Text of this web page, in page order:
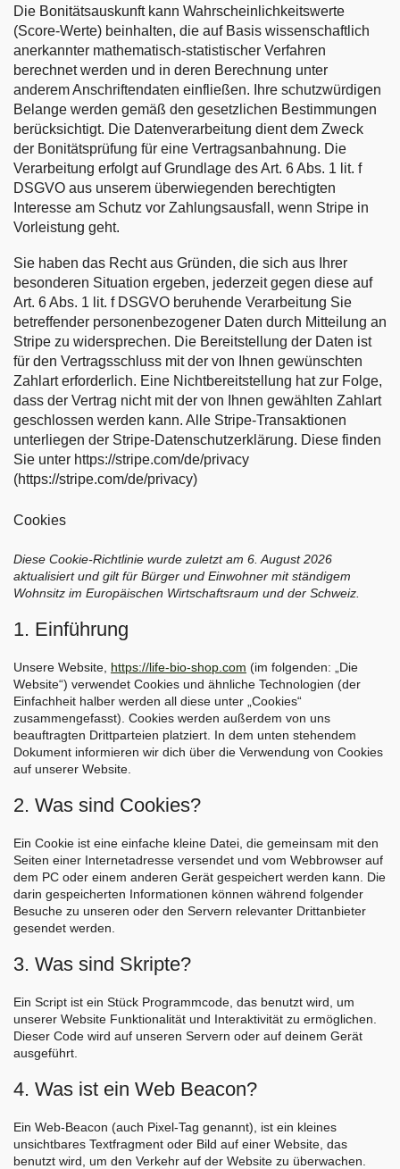
Die Bonitätsauskunft kann Wahrscheinlichkeitswerte
(Score-Werte) beinhalten, die auf Basis wissenschaftlich
anerkannter mathematisch-statistischer Verfahren
berechnet werden und in deren Berechnung unter
anderem Anschriftendaten einfließen. Ihre schutzwürdigen
Belange werden gemäß den gesetzlichen Bestimmungen
berücksichtigt. Die Datenverarbeitung dient dem Zweck
der Bonitätsprüfung für eine Vertragsanbahnung. Die
Verarbeitung erfolgt auf Grundlage des Art. 6 Abs. 1 lit. f
DSGVO aus unserem überwiegenden berechtigten
Interesse am Schutz vor Zahlungsausfall, wenn Stripe in
Vorleistung geht.
Sie haben das Recht aus Gründen, die sich aus Ihrer
besonderen Situation ergeben, jederzeit gegen diese auf
Art. 6 Abs. 1 lit. f DSGVO beruhende Verarbeitung Sie
betreffender personenbezogener Daten durch Mitteilung an
Stripe zu widersprechen. Die Bereitstellung der Daten ist
für den Vertragsschluss mit der von Ihnen gewünschten
Zahlart erforderlich. Eine Nichtbereitstellung hat zur Folge,
dass der Vertrag nicht mit der von Ihnen gewählten Zahlart
geschlossen werden kann. Alle Stripe-Transaktionen
unterliegen der Stripe-Datenschutzerklärung. Diese finden
Sie unter https://stripe.com/de/privacy
(https://stripe.com/de/privacy)
Cookies
Diese Cookie-Richtlinie wurde zuletzt am 6. August 2026
aktualisiert und gilt für Bürger und Einwohner mit ständigem
Wohnsitz im Europäischen Wirtschaftsraum und der Schweiz.
1. Einführung
Unsere Website, https://life-bio-shop.com (im folgenden: „Die
Website“) verwendet Cookies und ähnliche Technologien (der
Einfachheit halber werden all diese unter „Cookies“
zusammengefasst). Cookies werden außerdem von uns
beauftragten Drittparteien platziert. In dem unten stehendem
Dokument informieren wir dich über die Verwendung von Cookies
auf unserer Website.
2. Was sind Cookies?
Ein Cookie ist eine einfache kleine Datei, die gemeinsam mit den
Seiten einer Internetadresse versendet und vom Webbrowser auf
dem PC oder einem anderen Gerät gespeichert werden kann. Die
darin gespeicherten Informationen können während folgender
Besuche zu unseren oder den Servern relevanter Drittanbieter
gesendet werden.
3. Was sind Skripte?
Ein Script ist ein Stück Programmcode, das benutzt wird, um
unserer Website Funktionalität und Interaktivität zu ermöglichen.
Dieser Code wird auf unseren Servern oder auf deinem Gerät
ausgeführt.
4. Was ist ein Web Beacon?
Ein Web-Beacon (auch Pixel-Tag genannt), ist ein kleines
unsichtbares Textfragment oder Bild auf einer Website, das
benutzt wird, um den Verkehr auf der Website zu überwachen.